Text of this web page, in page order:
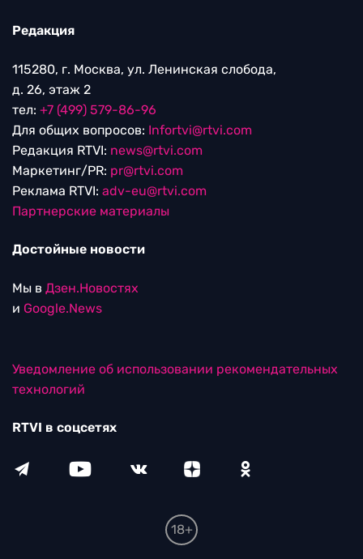
Редакция
115280, г. Москва, ул. Ленинская слобода,
д. 26, этаж 2
тел: +7 (499) 579-86-96
Для общих вопросов: Infortvi@rtvi.com
Редакция RTVI: news@rtvi.com
Маркетинг/PR: pr@rtvi.com
Реклама RTVI: adv-eu@rtvi.com
Партнерские материалы
Достойные новости
Мы в Дзен.Новостях
и Google.News
Уведомление об использовании рекомендательных
технологий
RTVI в соцсетях
18+